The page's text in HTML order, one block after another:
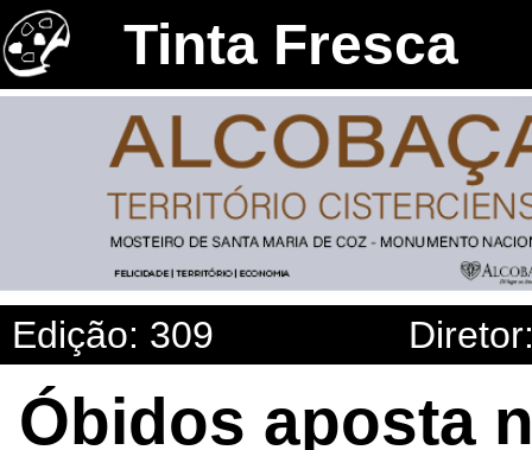
Tinta Fresca
Edição: 309
Óbidos aposta